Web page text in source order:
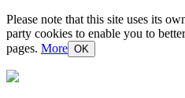
Please note that this site uses its
party cookies to enable you to
pages. More OK